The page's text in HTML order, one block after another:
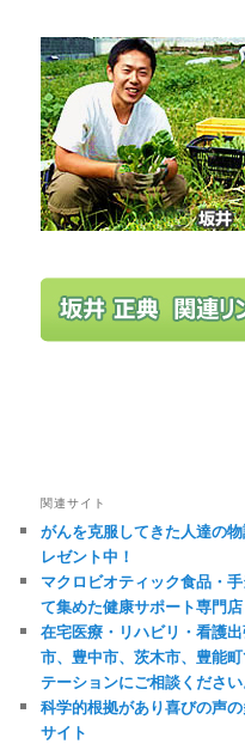
関連サイト
がんを克服してきた人達の
レゼント中！
マクロビオティック食品・
て集めた健康サポート専門店
在宅医療・リハビリ・看護
市、豊中市、茨木市、豊能
テーションにご相談ください
科学的根拠があり喜びの声
サイト